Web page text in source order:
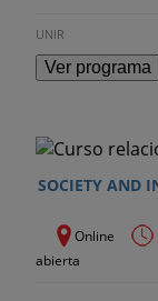
UNIR
Ver programa
SOCIETY AND
Online
abierta